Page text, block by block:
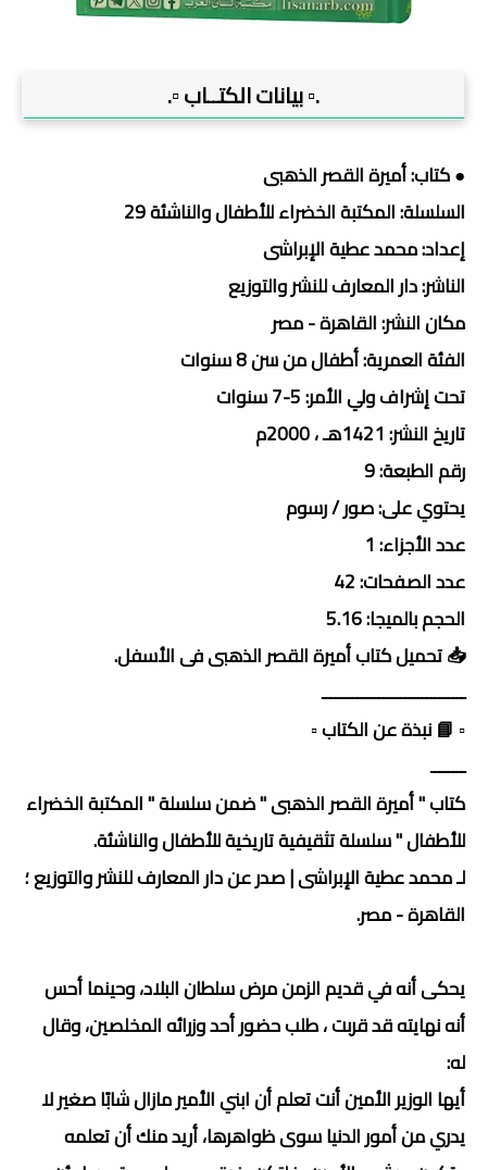
.▫️ بيانات الكتــاب ▫️.
● كتاب: أميرة القصر الذهبى
السلسلة: المكتبة الخضراء للأطفال والناشئة 29
إعداد: محمد عطية الإبراشى
الناشر: دار المعارف للنشر والتوزيع
مكان النشر: القاهرة - مصر
الفئة العمرية: أطفال من سن 8 سنوات
تحت إشراف ولي الأمر: 5-7 سنوات
تاريخ النشر: 1421هـ ، 2000م
رقم الطبعة: 9
يحتوي على: صور / رسوم
عدد الأجزاء: 1
عدد الصفحات: 42
الحجم بالميجا: 5.16
📥 تحميل كتاب أميرة القصر الذهبى فى الأسفل.
ـــــــــــــــــــــــــــــــــ
▫️ 📘 نبذة عن الكتاب ▫️
ــــــــ
كتاب " أميرة القصر الذهبى " ضمن سلسلة " المكتبة الخضراء
للأطفال " سلسلة تثقيفية تاريخية للأطفال والناشئة.
لـ محمد عطية الإبراشى | صدر عن دار المعارف للنشر والتوزيع ؛
القاهرة - مصر.
يحكى أنه في قديم الزمن مرض سلطان البلاد، وحينما أحس
أنه نهايته قد قربت ، طلب حضور أحد وزرائه المخلصين، وقال
له:
أيها الوزير الأمين أنت تعلم أن ابني الأمير مازال شابًا صغير لا
يدري من أمور الدنيا سوى ظواهرها، أريد منك أن تعلمه